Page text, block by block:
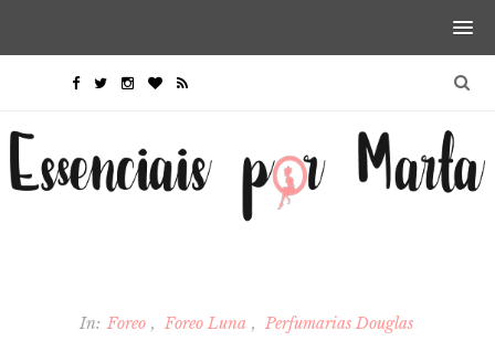
In: Foreo Foreo Luna Perfumarias Douglas